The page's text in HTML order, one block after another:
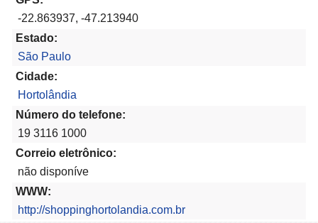
-22.863937, -47.213940
Estado:
São Paulo
Cidade:
Hortolândia
Número do telefone:
19 3116 1000
Correio eletrônico:
não disponíve
WWW:
http://shoppinghortolandia.com.br